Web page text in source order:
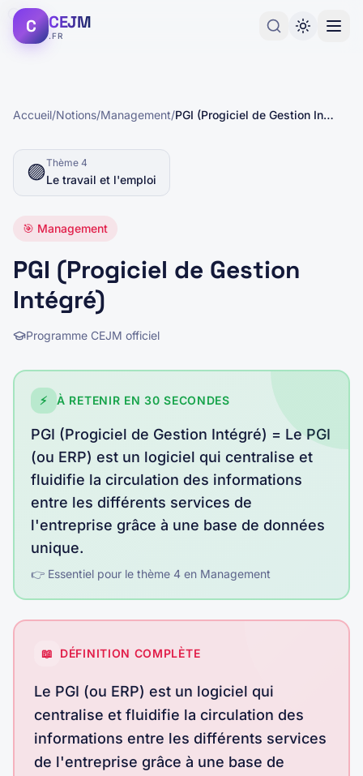
C CEJM
.FR
Accueil/Notions/Management/ PGI (Progiciel de Gestion Intégré)
🟣Thème 4
Le travail et l'emploi
🎯 Management
PGI (Progiciel de Gestion
Intégré)
Programme CEJM officiel
⚡ À RETENIR EN 30 SECONDES
PGI (Progiciel de Gestion Intégré) = Le PGI
(ou ERP) est un logiciel qui centralise et
fluidifie la circulation des informations
entre les différents services de
l'entreprise grâce à une base de données
unique.
👉 Essentiel pour le thème 4 en Management
📖 DÉFINITION COMPLÈTE
Le PGI (ou ERP) est un logiciel qui
centralise et fluidifie la circulation des
informations entre les différents services
de l'entreprise grâce à une base de